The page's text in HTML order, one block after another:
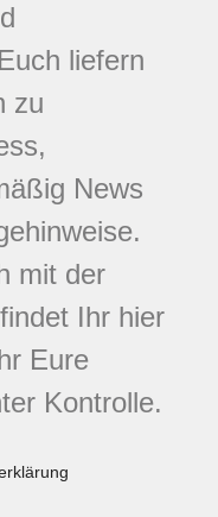
liefern
zu
News
mit der
Ihr hier
Eure
Kontrolle.